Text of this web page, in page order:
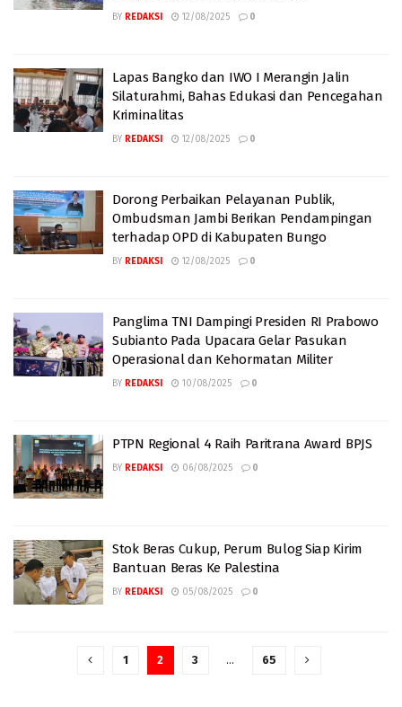
BY REDAKSI 12/08/2025 0
Lapas Bangko dan IWO I Merangin Jalin
Silaturahmi, Bahas Edukasi dan Pencegahan
Kriminalitas
BY REDAKSI 12/08/2025 0
Dorong Perbaikan Pelayanan Publik,
Ombudsman Jambi Berikan Pendampingan
terhadap OPD di Kabupaten Bungo
BY REDAKSI 12/08/2025 0
Panglima TNI Dampingi Presiden RI Prabowo
Subianto Pada Upacara Gelar Pasukan
Operasional dan Kehormatan Militer
BY REDAKSI 10/08/2025 0
PTPN Regional 4 Raih Paritrana Award BPJS
BY REDAKSI 06/08/2025 0
Stok Beras Cukup, Perum Bulog Siap Kirim
Bantuan Beras Ke Palestina
BY REDAKSI 05/08/2025 0
1 2 3 … 65